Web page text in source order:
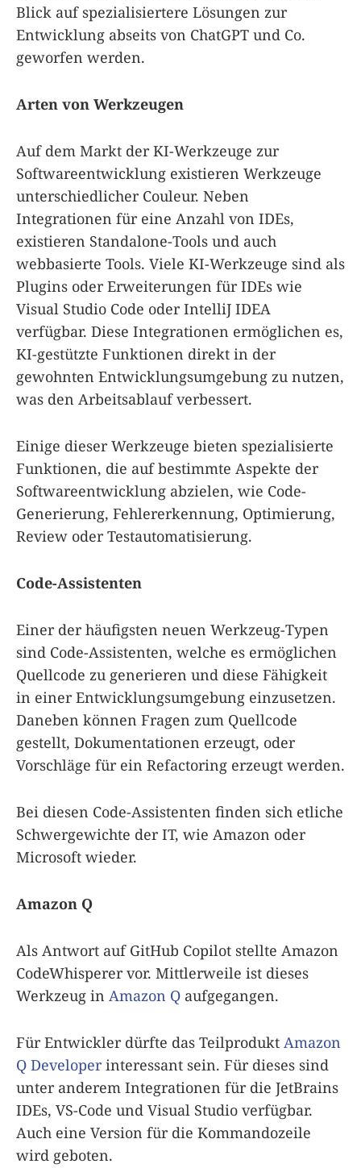
Blick auf spezialisiertere Lösungen zur
Entwicklung abseits von ChatGPT und Co.
geworfen werden.
Arten von Werkzeugen
Auf dem Markt der KI-Werkzeuge zur
Softwareentwicklung existieren Werkzeuge
unterschiedlicher Couleur. Neben
Integrationen für eine Anzahl von IDEs,
existieren Standalone-Tools und auch
webbasierte Tools. Viele KI-Werkzeuge sind als
Plugins oder Erweiterungen für IDEs wie
Visual Studio Code oder IntelliJ IDEA
verfügbar. Diese Integrationen ermöglichen es,
KI-gestützte Funktionen direkt in der
gewohnten Entwicklungsumgebung zu nutzen,
was den Arbeitsablauf verbessert.
Einige dieser Werkzeuge bieten spezialisierte
Funktionen, die auf bestimmte Aspekte der
Softwareentwicklung abzielen, wie Code-
Generierung, Fehlererkennung, Optimierung,
Review oder Testautomatisierung.
Code-Assistenten
Einer der häufigsten neuen Werkzeug-Typen
sind Code-Assistenten, welche es ermöglichen
Quellcode zu generieren und diese Fähigkeit
in einer Entwicklungsumgebung einzusetzen.
Daneben können Fragen zum Quellcode
gestellt, Dokumentationen erzeugt, oder
Vorschläge für ein Refactoring erzeugt werden.
Bei diesen Code-Assistenten finden sich etliche
Schwergewichte der IT, wie Amazon oder
Microsoft wieder.
Amazon Q
Als Antwort auf GitHub Copilot stellte Amazon
CodeWhisperer vor. Mittlerweile ist dieses
Werkzeug in Amazon Q aufgegangen.
Für Entwickler dürfte das Teilprodukt Amazon
Q Developerinteressant sein. Für dieses sind
unter anderem Integrationen für die JetBrains
IDEs, VS-Code und Visual Studio verfügbar.
Auch eine Version für die Kommandozeile
wird geboten.